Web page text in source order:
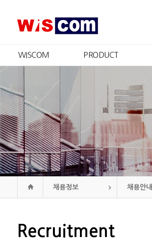
WISCOM
회사소개
CEO 인사
경영철학
CI
연혁
조직도
오시는길
PRODUCT
제품소개
인증현황
채용정보 채용안내
Recruitment